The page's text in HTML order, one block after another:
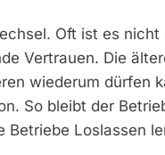
Oft ist es
Vertrauen. Die
wiederum dürfen
So bleibt der
Loslassen